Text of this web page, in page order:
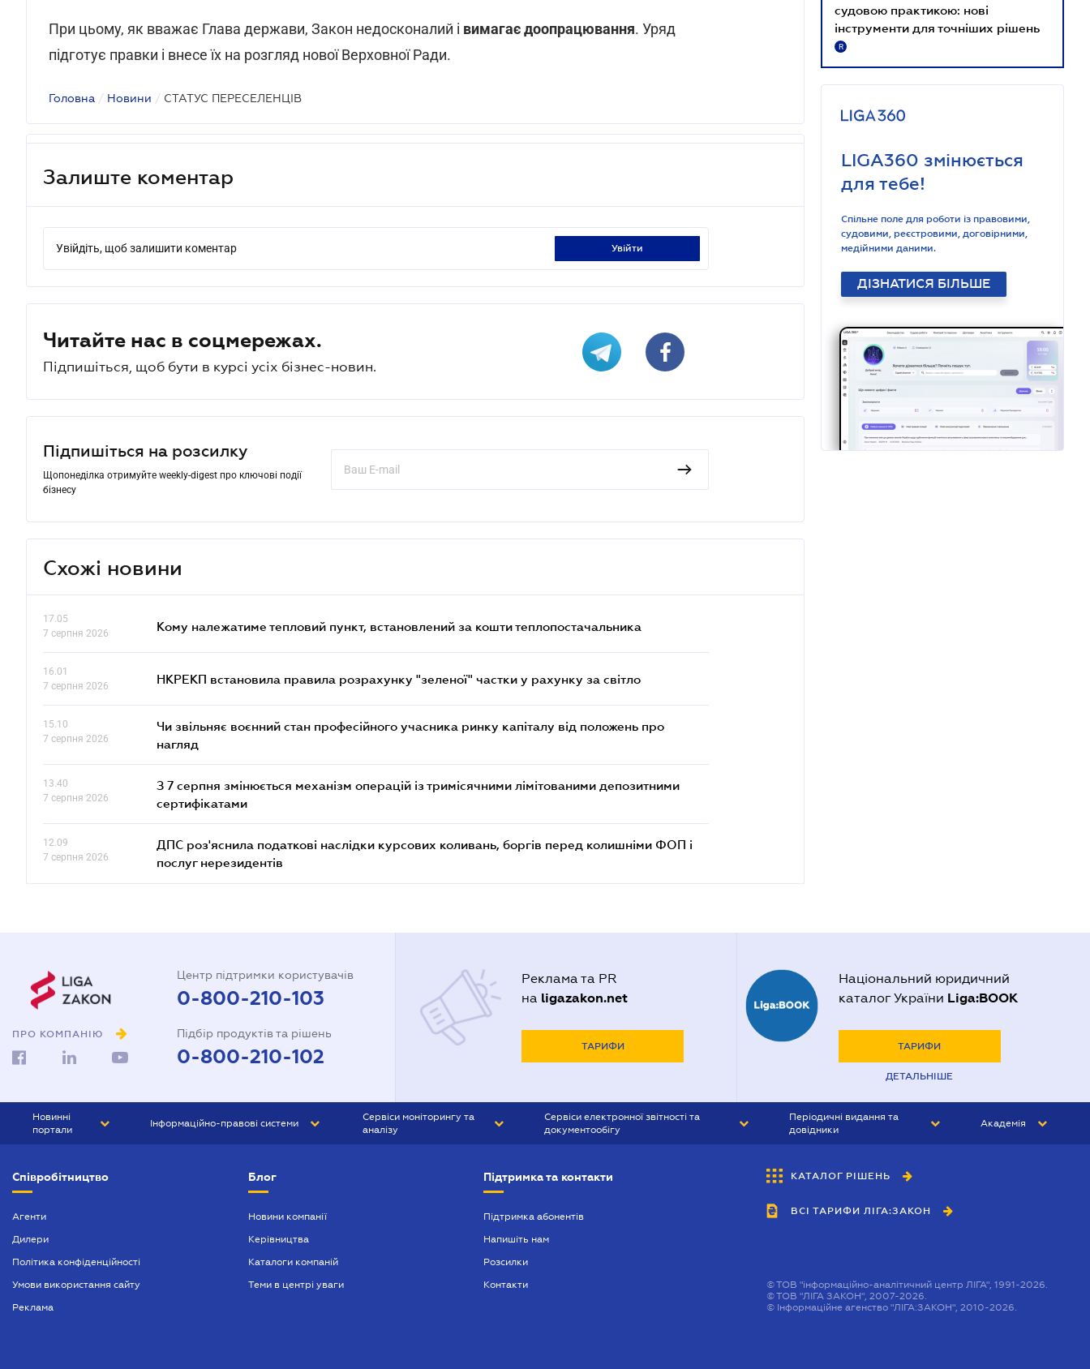
При цьому, як вважає Глава держави, Закон недосконалий і вимагає доопрацювання. Уряд
підготує правки і внесе їх на розгляд нової Верховної Ради.
Головна / Новини / СТАТУС ПЕРЕСЕЛЕНЦІВ
Залиште коментар
Увійдіть, щоб залишити коментар увійти
Читайте нас в соцмережах.
Підпишіться, щоб бути в курсі усіх бізнес-новин.
Підпишіться на розсилку
Щопонеділка отримуйте weekly-digest про ключові події
бізнесу
Схожі новини
17.05
7 серпня 2026
Кому належатиме тепловий пункт, встановлений за кошти теплопостачальника
16.01
7 серпня 2026
НКРЕКП встановила правила розрахунку "зеленої" частки у рахунку за світло
15.10
7 серпня 2026
Чи звільняє воєнний стан професійного учасника ринку капіталу від положень про
нагляд
13.40
7 серпня 2026
З 7 серпня змінюється механізм операцій із тримісячними лімітованими депозитними
сертифікатами
12.09
7 серпня 2026
ДПС роз'яснила податкові наслідки курсових коливань, боргів перед колишніми ФОП і
послуг нерезидентів
судовою практикою: нові
інструменти для точніших рішень
R
LIGA360 змінюється
для тебе!
Спільне поле для роботи із правовими,
судовими, реєстровими, договірними,
медійними даними.
ДІЗНАТИСЯ БІЛЬШЕ
ПРО КОМПАНІЮ
Центр підтримки користувачів
0-800-210-103
Підбір продуктів та рішень
0-800-210-102
Реклама та PR
на ligazakon.net
ТАРИФИ
Національний юридичний
каталог України Liga:BOOK
ТАРИФИ
ДЕТАЛЬНІШЕ
Новинні
портали
БІЗНЕС
Інформаційно-правові системи
БУХГАЛТЕР ПРОФ
Сервіси моніторингу та
аналізу
Сервіси електронної звітності та
документообігу
Періодичні видання та
довідники
БУХГАЛТЕР&ЗАКОН
ВІСНИК МСФЗ
Академія
Співробітництво
Агенти
Дилери
Політика конфіденційності
Умови використання сайту
Реклама
Блог
Новини компанії
Керівництва
Каталоги компаній
Теми в центрі уваги
Підтримка та контакти
Підтримка абонентів
Напишіть нам
Розсилки
Контакти
КАТАЛОГ РІШЕНЬ
ВСІ ТАРИФИ ЛІГА:ЗАКОН
©ТОВ "інформаційно-аналітичний центр ЛІГА", 1991-2026.
©ТОВ "ЛІГА ЗАКОН", 2007-2026.
© Інформаційне агенство "ЛІГА:ЗАКОН", 2010-2026.